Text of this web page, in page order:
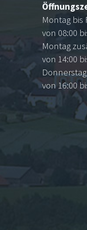
Montag bis
von 08:00
Montag
von 14:00
von 16:00